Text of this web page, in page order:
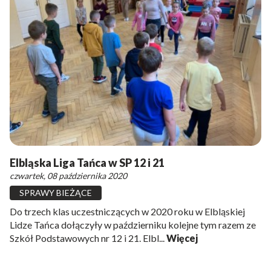
Elbląska Liga Tańca w SP 12 i 21
czwartek, 08 października 2020
SPRAWY BIEŻĄCE
Do trzech klas uczestniczących w 2020 roku w Elbląskiej
Lidze Tańca dołączyły w październiku kolejne tym razem ze
Szkół Podstawowych nr 12 i 21. Elbl...Więcej